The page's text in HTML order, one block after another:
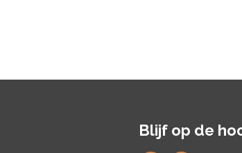
Blijf op de